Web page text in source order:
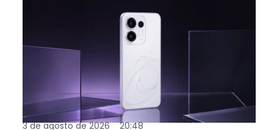
3 de agosto de 2026 20:48